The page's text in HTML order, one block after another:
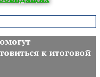
к итоговой